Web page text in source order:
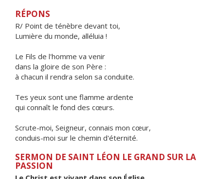
RÉPONS
R/ Point de ténèbre devant toi,
Lumière du monde, alléluia !
Le Fils de l'homme va venir
dans la gloire de son Père :
à chacun il rendra selon sa conduite.
Tes yeux sont une flamme ardente
qui connaît le fond des cœurs.
Scrute-moi, Seigneur, connais mon cœur,
conduis-moi sur le chemin d'éternité.
SERMON DE SAINT LÉON LE GRAND SUR LA
PASSION